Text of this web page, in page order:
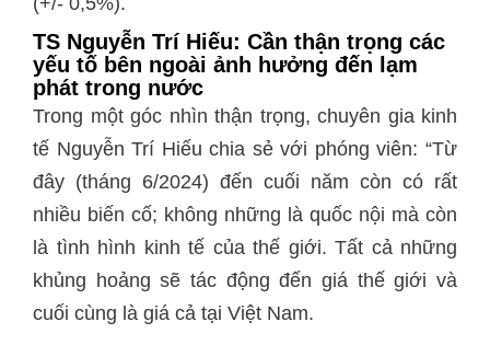
TS Nguyễn Trí Hiếu: Cần thận trọng các
yếu tố bên ngoài ảnh hưởng đến lạm
phát trong nước
Trong một góc nhìn thận trọng, chuyên gia kinh
tế Nguyễn Trí Hiếu chia sẻ với phóng viên: “Từ
đây (tháng 6/2024) đến cuối năm còn có rất
nhiều biến cố; không những là quốc nội mà còn
là tình hình kinh tế của thế giới. Tất cả những
khủng hoảng sẽ tác động đến giá thế giới và
cuối cùng là giá cả tại Việt Nam.